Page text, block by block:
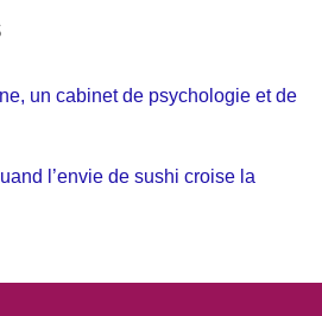
un cabinet de psychologie et de
l’envie de sushi croise la